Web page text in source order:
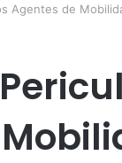
Agentes de